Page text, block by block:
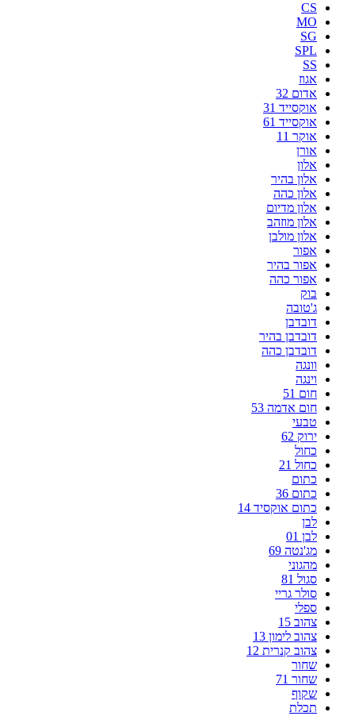
CS
MO
SG
SPL
SS
אגוז
אדום 32
אוקסייד 31
אוקסייד 61
אוקר 11
אורן
אלון
אלון בהיר
אלון כהה
אלון מדיום
אלון מוזהב
אלון מולבן
אפור
אפור בהיר
אפור כהה
בוק
ג'טובה
דובדבן
דובדבן בהיר
דובדבן כהה
וונגה
וינגה
חום 51
חום אדמה 53
טבעי
ירוק 62
כחול
כחול 21
כתום
כתום 36
כתום אוקסיד 14
לבן
לבן 01
מג'נטה 69
מהגוני
סגול 81
סולר גריי
ספלי
צהוב 15
צהוב לימון 13
צהוב קנרית 12
שחור
שחור 71
שקוף
תכלת